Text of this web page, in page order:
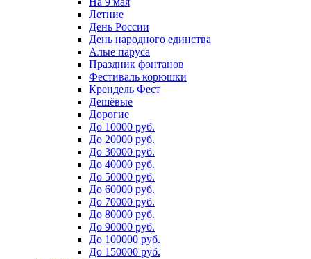
Летние
День России
День народного единства
Алые паруса
Праздник фонтанов
Фестиваль корюшки
Крендель Фест
Дешёвые
Дорогие
До 10000 руб.
До 20000 руб.
До 30000 руб.
До 40000 руб.
До 50000 руб.
До 60000 руб.
До 70000 руб.
До 80000 руб.
До 90000 руб.
До 100000 руб.
До 150000 руб.